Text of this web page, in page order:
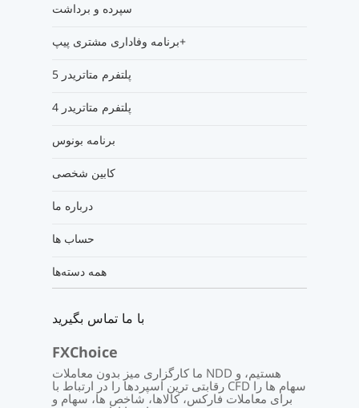
سپرده و برداشت
برنامه وفاداری مشتری پیپ+
پلتفرم متاتریدر 5
پلتفرم متاتریدر 4
برنامه بونوس
کابین شخصی
درباره ما
حساب ها
همه دسته‌ها
با ما تماس بگیرید
FXChoice
ما کارگزاری میز بدون معاملات NDD هستیم، و
رقابتی ترین اسپردها را در ارتباط با CFD سهام ها را
برای معاملات فارکس، کالاها، شاخص ها، سهام و